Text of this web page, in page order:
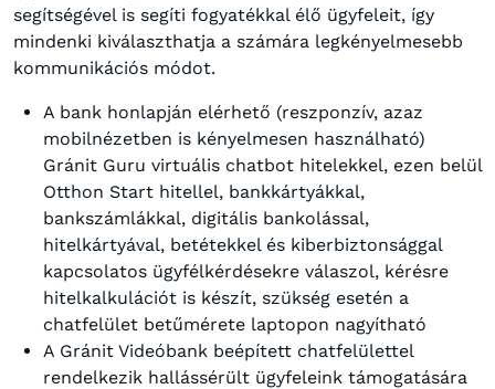
segítségével is segíti fogyatékkal élő ügyfeleit, így
mindenki kiválaszthatja a számára legkényelmesebb
kommunikációs módot.
A bank honlapján elérhető (reszponzív, azaz
mobilnézetben is kényelmesen használható)
Gránit Guru virtuális chatbot hitelekkel, ezen belül
Otthon Start hitellel, bankkártyákkal,
bankszámlákkal, digitális bankolással,
hitelkártyával, betétekkel és kiberbiztonsággal
kapcsolatos ügyfélkérdésekre válaszol, kérésre
hitelkalkulációt is készít, szükség esetén a
chatfelület betűmérete laptopon nagyítható
A Gránit Videóbank beépített chatfelülettel
rendelkezik hallássérült ügyfeleink támogatására